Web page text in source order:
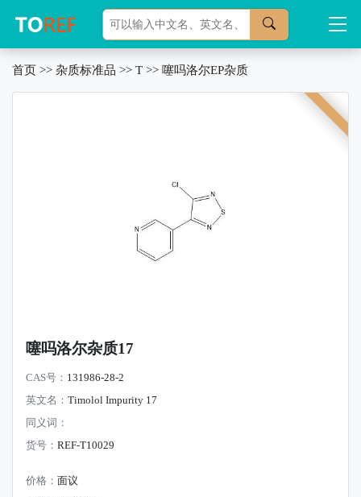
首页 >> 杂质标准品 >> T >> 噻吗洛尔EP杂质
噻吗洛尔杂质17
CAS号： 131986-28-2
英文名： Timolol Impurity 17
同义词：
货号： REF-T10029
价格： 面议